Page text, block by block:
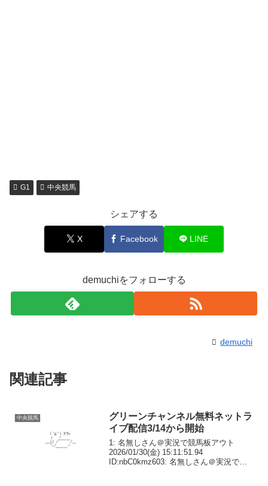
G1 中央競馬
シェアする
X Facebook LINE
demuchiをフォローする
demuchi
関連記事
中央競馬
グリーンチャンネル無料ネットラ
イブ配信3/14から開始
1: 名無しさん＠実況で競馬板アウト
2026/01/30(金) 15:11:51.94
ID:nbC0kmz603: 名無しさん＠実況で競